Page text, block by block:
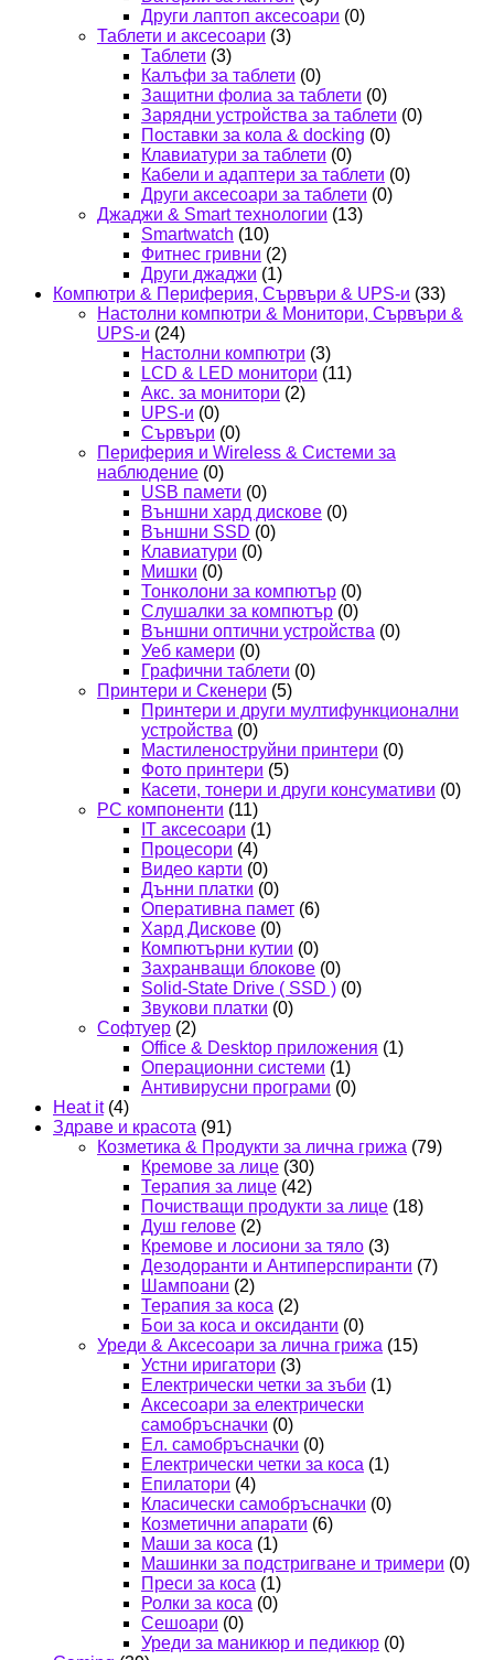
Други лаптоп аксесоари (0)
Таблети и аксесоари (3)
Таблети (3)
Калъфи за таблети (0)
Защитни фолиа за таблети (0)
Зарядни устройства за таблети (0)
Поставки за кола & docking (0)
Клавиатури за таблети (0)
Кабели и адаптери за таблети (0)
Други аксесоари за таблети (0)
Джаджи & Smart технологии (13)
Smartwatch (10)
Фитнес гривни (2)
Други джаджи (1)
Компютри & Периферия, Сървъри & UPS-и (33)
Настолни компютри & Монитори, Сървъри &
UPS-и (24)
Настолни компютри (3)
LCD & LED монитори (11)
Акс. за монитори (2)
UPS-и (0)
Сървъри (0)
Периферия и Wireless & Системи за
наблюдение (0)
USB памети (0)
Външни хард дискове (0)
Външни SSD (0)
Клавиатури (0)
Мишки (0)
Тонколони за компютър (0)
Слушалки за компютър (0)
Външни оптични устройства (0)
Уеб камери (0)
Графични таблети (0)
Принтери и Скенери (5)
Принтери и други мултифункционални
устройства (0)
Мастиленоструйни принтери (0)
Фото принтери (5)
Касети, тонери и други консумативи (0)
PC компоненти (11)
IT аксесоари (1)
Процесори (4)
Видео карти (0)
Дънни платки (0)
Оперативна памет (6)
Хард Дискове (0)
Компютърни кутии (0)
Захранващи блокове (0)
Solid-State Drive ( SSD ) (0)
Звукови платки (0)
Софтуер (2)
Office & Desktop приложения (1)
Операционни системи (1)
Антивирусни програми (0)
Heat it (4)
Здраве и красота (91)
Козметика & Продукти за лична грижа (79)
Кремове за лице (30)
Терапия за лице (42)
Почистващи продукти за лице (18)
Душ гелове (2)
Кремове и лосиони за тяло (3)
Дезодоранти и Антиперспиранти (7)
Шампоани (2)
Терапия за коса (2)
Бои за коса и оксиданти (0)
Уреди & Аксесоари за лична грижа (15)
Устни иригатори (3)
Електрически четки за зъби (1)
Аксесоари за електрически
самобръсначки (0)
Ел. самобръсначки (0)
Електрически четки за коса (1)
Епилатори (4)
Класически самобръсначки (0)
Козметични апарати (6)
Маши за коса (1)
Машинки за подстригване и тримери (0)
Преси за коса (1)
Ролки за коса (0)
Сешоари (0)
Уреди за маникюр и педикюр (0)